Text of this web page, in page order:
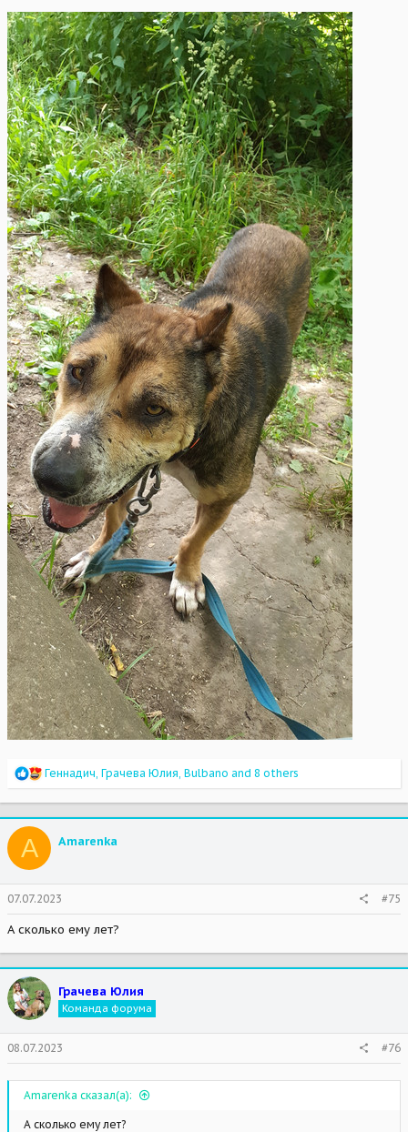
R
a
c
t
o
s
:
Геннадич, Грачева Юлия, Bulbano and 8 others
A Amarenka
07.07.2023 #75
А сколько ему лет?
Грачева Юлия
Команда форума
08.07.2023 #76
Amarenka сказал(а):
А сколько ему лет?